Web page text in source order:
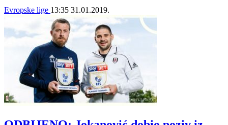
Evropske lige 13:35 31.01.2019.